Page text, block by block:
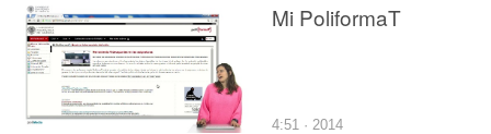
Mi PoliformaT
4:51 · 2014